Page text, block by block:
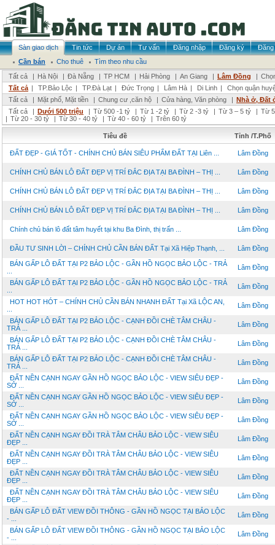
Sàn giao dịch Tin tức Dự án Tư vấn Đăng nhập Đăng ký
Đăng
Cần bán
Cho thuê
Tìm theo nhu cầu
Tất cả
| Hà Nội | Đà Nẵng | TP HCM | Hải Phòng | An Giang | Lâm Đồng |
Tất cả | TP.Bảo Lộc | TP.Đà Lạt | Đức Trọng | Lâm Hà | Di Linh |
Chọn quận
Tất cả
| Mặt phố, Mặt tiền | Chung cư ,căn hộ | Cửa hàng, Văn phòng | Nhà ở, Đất
Tất cả
| Dưới 500 triệu | Từ 500 -1 tỷ | Từ 1 -2 tỷ | Từ 2 -3 tỷ | Từ 3 – 5 tỷ | Từ
| Từ 20 - 30 tỷ | Từ 30 - 40 tỷ | Từ 40 - 60 tỷ | Trên 60 tỷ
Tiêu đề Tỉnh /T.Phố
ĐẤT ĐẸP - GIÁ TỐT - CHÍNH CHỦ BÁN SIÊU PHẨM ĐẤT TẠI Liên ... Lâm Đồng
CHÍNH CHỦ BÁN LÔ ĐẤT ĐẸP VỊ TRÍ ĐẮC ĐỊA TẠI BA ĐÌNH – THỊ ... Lâm Đồng
CHÍNH CHỦ BÁN LÔ ĐẤT ĐẸP VỊ TRÍ ĐẮC ĐỊA TẠI BA ĐÌNH – THỊ ... Lâm Đồng
CHÍNH CHỦ BÁN LÔ ĐẤT ĐẸP VỊ TRÍ ĐẮC ĐỊA TẠI BA ĐÌNH – THỊ ... Lâm Đồng
Chính chủ bán lô đất tâm huyết tại khu Ba Đình, thị trấn ... Lâm Đồng
ĐẦU TƯ SINH LỜI – CHÍNH CHỦ CẦN BÁN ĐẤT Tại Xã Hiệp Thạnh, ... Lâm Đồng
BÁN GẤP LÔ ĐẤT TẠI P2 BẢO LỘC - GẦN HỒ NGỌC BẢO LỘC - TRẢ
Lâm Đồng
BÁN GẤP LÔ ĐẤT TẠI P2 BẢO LỘC - GẦN HỒ NGỌC BẢO LỘC - TRẢ
Lâm Đồng
HOT HOT HÓT – CHÍNH CHỦ CẦN BÁN NHANH ĐẤT Tại Xã LỘC AN,
Lâm Đồng
BÁN GẤP LÔ ĐẤT TẠI P2 BẢO LỘC - CẠNH ĐỒI CHÈ TÂM CHÂU -
TRẢ ...
Lâm Đồng
BÁN GẤP LÔ ĐẤT TẠI P2 BẢO LỘC - CẠNH ĐỒI CHÈ TÂM CHÂU -
TRẢ ...
Lâm Đồng
BÁN GẤP LÔ ĐẤT TẠI P2 BẢO LỘC - CẠNH ĐỒI CHÈ TÂM CHÂU -
TRẢ ...
Lâm Đồng
ĐẤT NỀN CẠNH NGAY GẦN HỒ NGỌC BẢO LỘC - VIEW SIÊU ĐẸP -
SỞ ...
Lâm Đồng
ĐẤT NỀN CẠNH NGAY GẦN HỒ NGỌC BẢO LỘC - VIEW SIÊU ĐẸP -
SỞ ...
Lâm Đồng
ĐẤT NỀN CẠNH NGAY GẦN HỒ NGỌC BẢO LỘC - VIEW SIÊU ĐẸP -
SỞ ...
Lâm Đồng
ĐẤT NỀN CẠNH NGAY ĐỒI TRÀ TÂM CHÂU BẢO LỘC - VIEW SIÊU
ĐẸP ...
Lâm Đồng
ĐẤT NỀN CẠNH NGAY ĐỒI TRÀ TÂM CHÂU BẢO LỘC - VIEW SIÊU
ĐẸP ...
Lâm Đồng
ĐẤT NỀN CẠNH NGAY ĐỒI TRÀ TÂM CHÂU BẢO LỘC - VIEW SIÊU
ĐẸP ...
Lâm Đồng
ĐẤT NỀN CẠNH NGAY ĐỒI TRÀ TÂM CHÂU BẢO LỘC - VIEW SIÊU
ĐẸP ...
Lâm Đồng
BÁN GẤP LÔ ĐẤT VIEW ĐỒI THÔNG - GẦN HỒ NGỌC TẠI BẢO LỘC
- ...
Lâm Đồng
BÁN GẤP LÔ ĐẤT VIEW ĐỒI THÔNG - GẦN HỒ NGỌC TẠI BẢO LỘC
- ...
Lâm Đồng